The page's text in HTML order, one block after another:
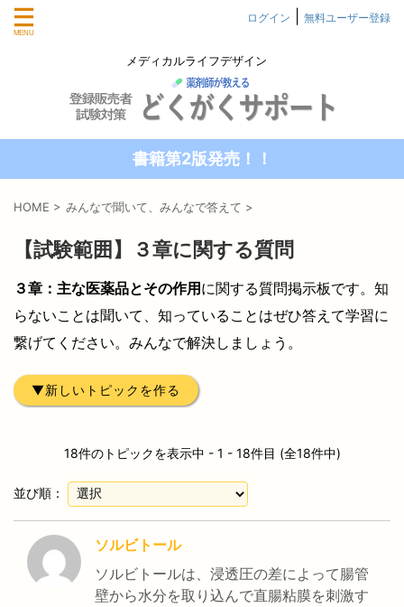
メディカルライフデザイン
ログイン 無料ユーザー登録
書籍第2版発売！！
HOME > みんなで聞いて、みんなで答えて >
【試験範囲】３章に関する質問
３章：主な医薬品とその作用 に関する質問掲示板です。知
らないことは聞いて、知っていることはぜひ答えて学習に
繋げてください。みんなで解決しましょう。
新しいトピックを作る
18件のトピックを表示中 - 1 - 18件目 (全18件中)
並び順：
ソルビトール
ソルビトールは、浸透圧の差によって腸管
壁から水分を取り込んで直腸粘膜を刺激す